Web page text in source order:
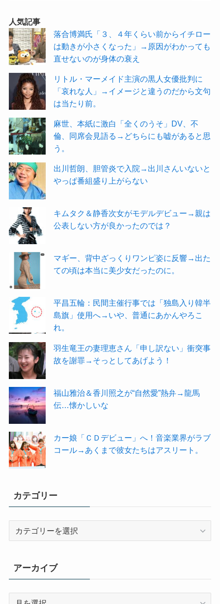
人気記事
落合博満氏「３、４年くらい前からイチロー
は動きが小さくなった」→原因がわかっても
直せないのが身体の衰え
リトル・マーメイド主演の黒人女優批判に
「哀れな人」→イメージと違うのだから文句
は当たり前。
麻世、本紙に激白「全くのうそ」DV、不
倫、同席会見語る→どちらにも嘘があると思
う。
出川哲朗、胆管炎で入院→出川さんいないと
やっぱ番組盛り上がらない
キムタク＆静香次女がモデルデビュー→親は
公表しない方が良かったのでは？
マギー、背中ざっくりワンピ姿に反響→出た
ての頃は本当に美少女だったのに。
平昌五輪：民間主催行事では「独島入り韓半
島旗」使用へ→いや、普通にあかんやろこ
れ。
羽生竜王の妻理恵さん「申し訳ない」衝突事
故を謝罪→そっとしてあげよう！
福山雅治＆香川照之が“自然愛”熱弁→龍馬
伝…懐かしいな
カー娘「ＣＤデビュー」へ！音楽業界がラブ
コール→あくまで彼女たちはアスリート。
カテゴリー
リ
ー
アーカイブ